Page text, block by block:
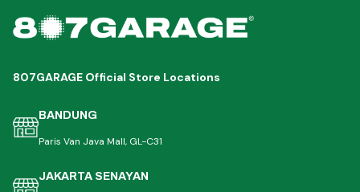
807GARAGE Official Store Locations
BANDUNG
Paris Van Java Mall, GL-C31
JAKARTA SENAYAN